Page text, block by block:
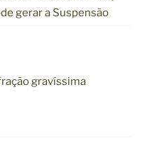
gerar a Suspensão
gravíssima